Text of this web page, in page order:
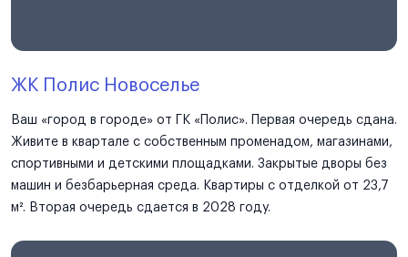
ЖК Полис Новоселье
Ваш «город в городе» от ГК «Полис». Первая очередь сдана.
Живите в квартале с собственным променадом, магазинами,
спортивными и детскими площадками. Закрытые дворы без
машин и безбарьерная среда. Квартиры с отделкой от 23,7
м². Вторая очередь сдается в 2028 году.